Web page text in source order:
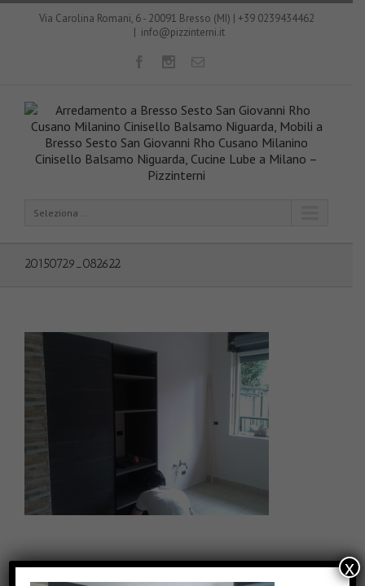
Via Carolina Romani, 6 - 20091 Bresso (MI) | +39 0239434462
| info@pizzinterni.it
Seleziona ..
20150729_082622
x